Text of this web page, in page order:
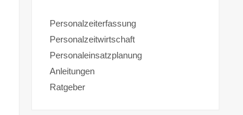
Personalzeiterfassung
Personalzeitwirtschaft
Personaleinsatzplanung
Anleitungen
Ratgeber